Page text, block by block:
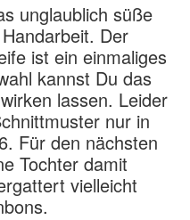
unglaublich süße
Der
ist ein einmaliges
kannst Du das
lassen. Leider
nur in
Für den nächsten
Tochter damit
vielleicht